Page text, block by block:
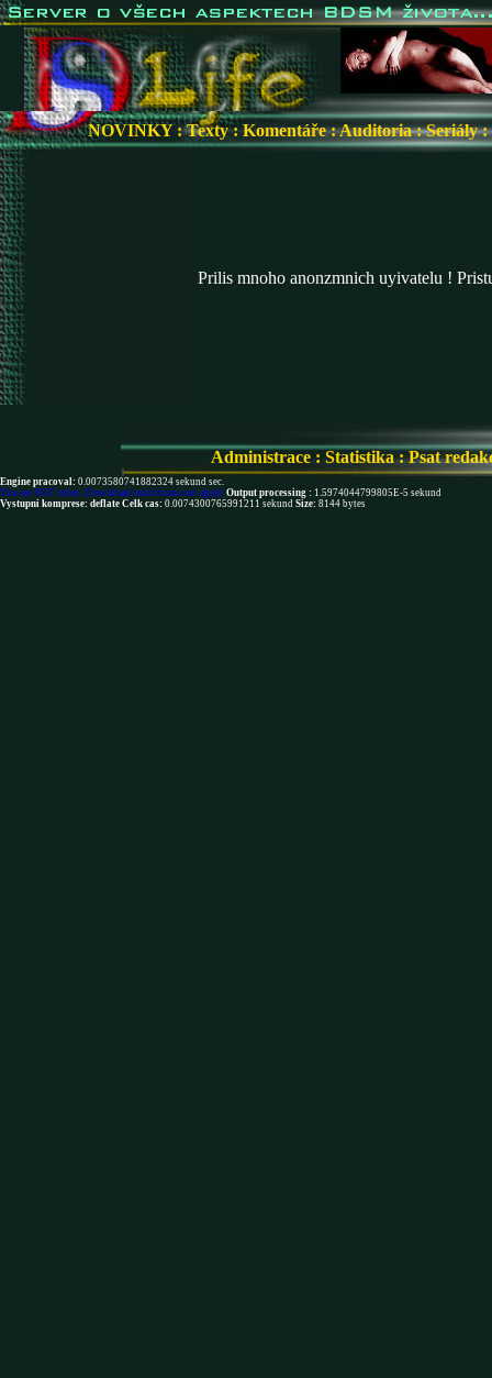
NOVINKY:Texty: Komentáře:Auditoria:Seriály:
Prilis mnoho anonzmnich uyivatelu !
Administrace : Statistika:Psat
Engine pracoval: 0.0073580741882324 sekund sec.
You are NOT robot. Download restrictions not apply Output processing : 1.5974044799805E-5 sekund
Vystupni komprese: deflate Celk cas: 0.0074300765991211 sekund Size: 8144 bytes